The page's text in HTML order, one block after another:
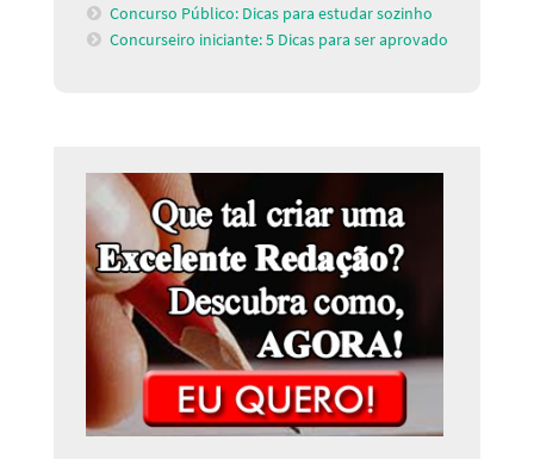
Concurso Público: Dicas para estudar sozinho
Concurseiro iniciante: 5 Dicas para ser aprovado